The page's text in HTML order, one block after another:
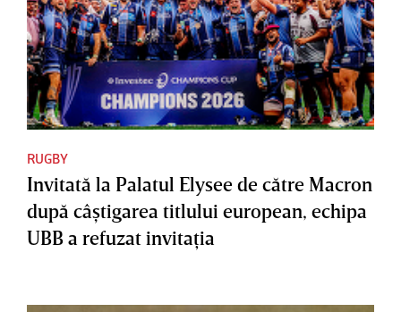
RUGBY
Invitată la Palatul Elysee de către Macron
după câştigarea titlului european, echipa
UBB a refuzat invitaţia